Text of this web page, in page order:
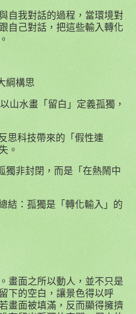
自我對話的過程，當環境對
自己對話，把這些輸入轉化
構思
以山水畫「留白」定義孤獨，
思科技帶來的「假性連
。
獨非封閉，而是「在熱鬧中
結：孤獨是「轉化輸入」的
畫面之所以動人，並不只是
下的空白，讓景色得以呼
畫面被填滿，反而顯得擁擠